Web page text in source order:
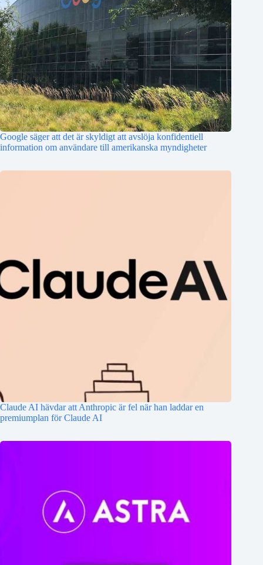
Google säger att det är skyldigt att avslöja konfidentiell
information om användare till amerikanska myndigheter
Claude AI hävdar att Anthropic är fel när han laddar en
premiumplan för Claude AI